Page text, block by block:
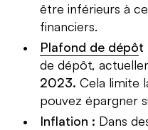
être inférieurs à
financiers.
Plafond de dépôt
de dépôt,
2023. Cela limite
pouvez épargner
Inflation : Dans